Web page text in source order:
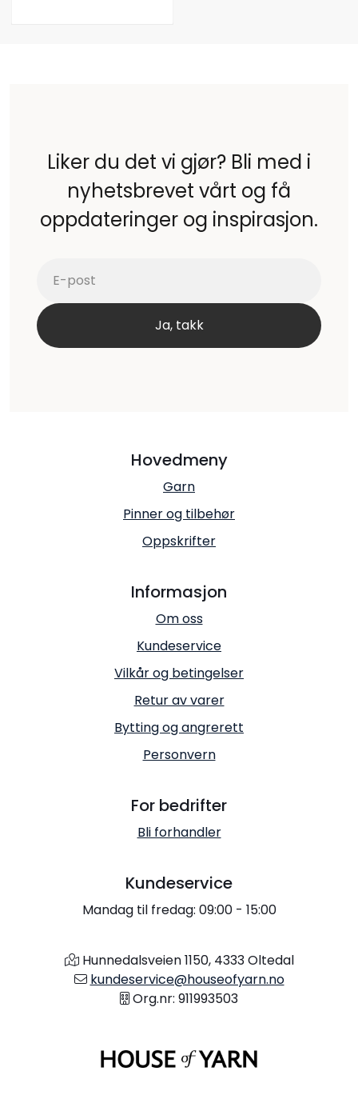
Liker du det vi gjør? Bli med i
nyhetsbrevet vårt og få
oppdateringer og inspirasjon.
Hovedmeny
Garn
Pinner og tilbehør
Oppskrifter
Informasjon
Om oss
Kundeservice
Vilkår og betingelser
Retur av varer
Bytting og angrerett
Personvern
For bedrifter
Bli forhandler
Kundeservice
Mandag til fredag: 09:00 - 15:00
Hunnedalsveien 1150, 4333 Oltedal
kundeservice@houseofyarn.no
Org.nr: 911993503